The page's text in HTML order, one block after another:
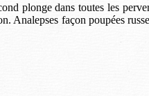
plonge dans toutes les
façon poupées